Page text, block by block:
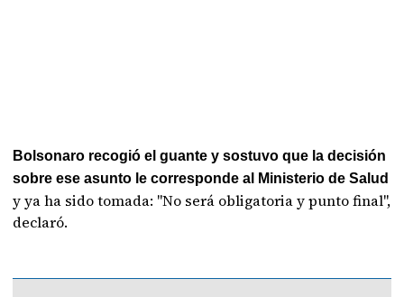
Bolsonaro recogió el guante y sostuvo que la decisión
sobre ese asunto le corresponde al Ministerio de Salud
y ya ha sido tomada: "No será obligatoria y punto final",
declaró.